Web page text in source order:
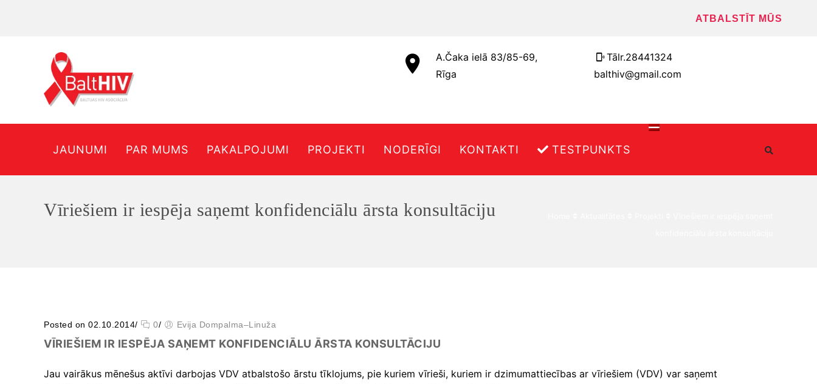
ATBALSTĪT MŪS
A.Čaka ielā 83/85-69,
Rīga
Tālr.28441324
balthiv@gmail.com
JAUNUMI PAR MUMS PAKALPOJUMI PROJEKTI NODERĪGI KONTAKTI TESTPUNKTS
Vīriešiem ir iespēja saņemt konfidenciālu ārsta konsultāciju
Posted on 02.10.2014/ 0/ Evija Dompalma–Linuža
VĪRIEŠIEM IR IESPĒJA SAŅEMT KONFIDENCIĀLU ĀRSTA KONSULTĀCIJU
Jau vairākus mēnešus aktīvi darbojas VDV atbalstošo ārstu tīklojums, pie kuriem vīrieši, kuriem ir dzimumattiecības ar vīriešiem (VDV) var saņemt